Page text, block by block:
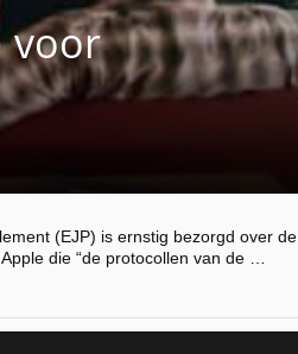
voor
(EJP) is ernstig bezorgd over de
die “de protocollen van de …